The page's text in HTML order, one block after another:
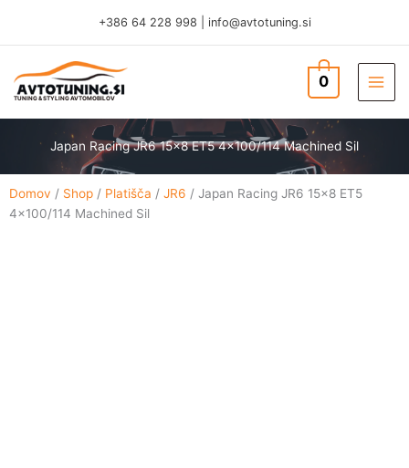
content
+386 64 228 998 info@avtotuning.si
TUNING & STYLING AVTOMOBILOV
0
Japan Racing JR6 15×8 ET5 4×100/114 Machined Sil
Domov / Shop / Platišča / JR6 / Japan Racing JR6 15×8 ET5
4×100/114 Machined Sil